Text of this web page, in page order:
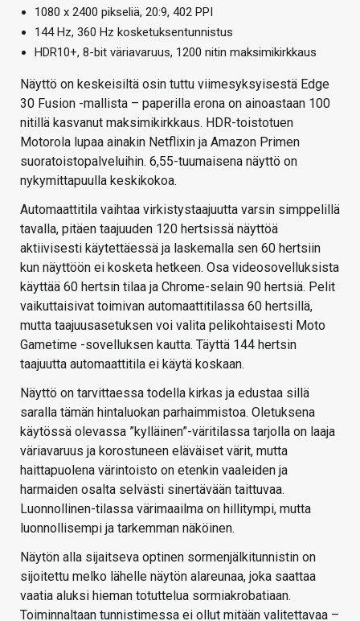
1080 x 2400 pikseliä, 20:9, 402 PPI
144 Hz, 360 Hz kosketuksentunnistus
HDR10+, 8-bit väriavaruus, 1200 nitin maksimikirkkaus
Näyttö on keskeisiltä osin tuttu viimesyksyisestä Edge
30 Fusion -mallista – paperilla erona on ainoastaan 100
nitillä kasvanut maksimikirkkaus. HDR-toistotuen
Motorola lupaa ainakin Netflixin ja Amazon Primen
suoratoistopalveluihin. 6,55-tuumaisena näyttö on
nykymittapuulla keskikokoa.
Automaattitila vaihtaa virkistystaajuutta varsin simppelillä
tavalla, pitäen taajuuden 120 hertsissä näyttöä
aktiivisesti käytettäessä ja laskemalla sen 60 hertsiin
kun näyttöön ei kosketa hetkeen. Osa videosovelluksista
käyttää 60 hertsin tilaa ja Chrome-selain 90 hertsiä. Pelit
vaikuttaisivat toimivan automaattitilassa 60 hertsillä,
mutta taajuusasetuksen voi valita pelikohtaisesti Moto
Gametime -sovelluksen kautta. Täyttä 144 hertsin
taajuutta automaattitila ei käytä koskaan.
Näyttö on tarvittaessa todella kirkas ja edustaa sillä
saralla tämän hintaluokan parhaimmistoa. Oletuksena
käytössä olevassa ”kylläinen”-väritilassa tarjolla on laaja
väriavaruus ja korostuneen eläväiset värit, mutta
haittapuolena värintoisto on etenkin vaaleiden ja
harmaiden osalta selvästi sinertävään taittuvaa.
Luonnollinen-tilassa värimaailma on hillitympi, mutta
luonnollisempi ja tarkemman näköinen.
Näytön alla sijaitseva optinen sormenjälkitunnistin on
sijoitettu melko lähelle näytön alareunaa, joka saattaa
vaatia aluksi hieman totuttelua sormiakrobatiaan.
Toiminnaltaan tunnistimessa ei ollut mitään valitettavaa –